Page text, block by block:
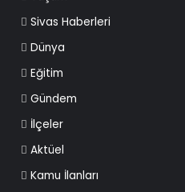
Sivas Haberleri
Dünya
Eğitim
Gündem
İlçeler
Aktüel
Kamu İlanları